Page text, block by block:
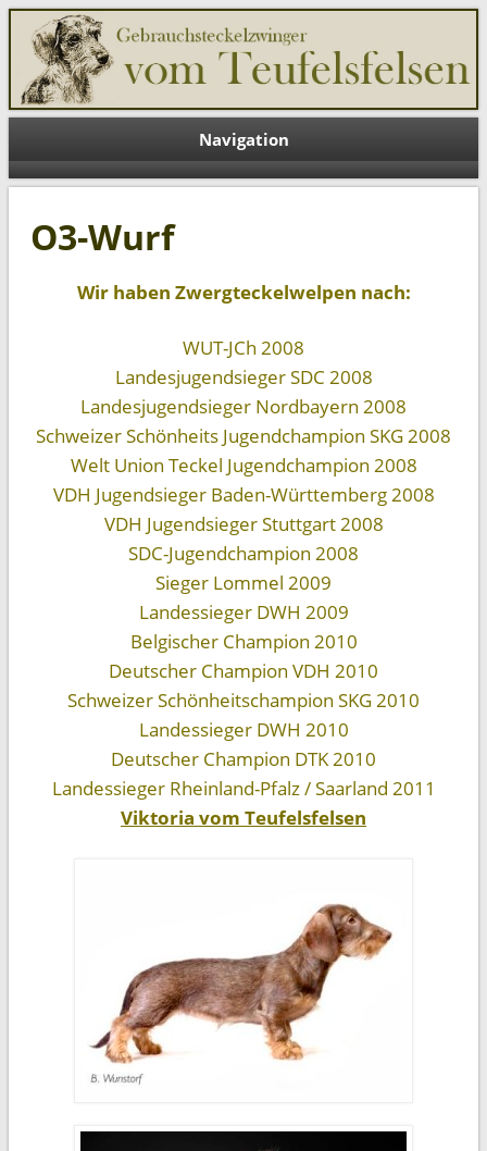
Teufelsfelsen DE
Navigation
O3-Wurf
Wir haben Zwergteckelwelpen nach:
WUT-JCh 2008
Landesjugendsieger SDC 2008
Landesjugendsieger Nordbayern 2008
Schweizer Schönheits Jugendchampion SKG 2008
Welt Union Teckel Jugendchampion 2008
VDH Jugendsieger Baden-Württemberg 2008
VDH Jugendsieger Stuttgart 2008
SDC-Jugendchampion 2008
Sieger Lommel 2009
Landessieger DWH 2009
Belgischer Champion 2010
Deutscher Champion VDH 2010
Schweizer Schönheitschampion SKG 2010
Landessieger DWH 2010
Deutscher Champion DTK 2010
Landessieger Rheinland-Pfalz / Saarland 2011
Viktoria vom Teufelsfelsen